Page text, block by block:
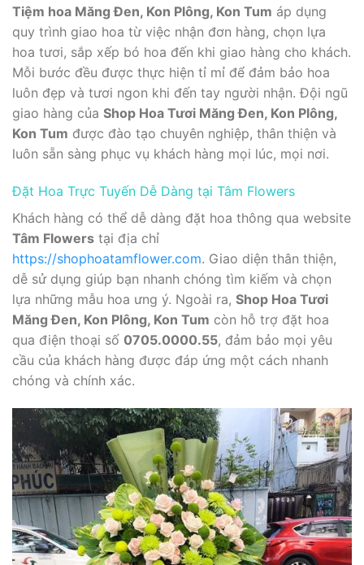
Tiệm hoa Măng Đen, Kon Plông, Kon Tum áp dụng
quy trình giao hoa từ việc nhận đơn hàng, chọn lựa
hoa tươi, sắp xếp bó hoa đến khi giao hàng cho khách.
Mỗi bước đều được thực hiện tỉ mỉ để đảm bảo hoa
luôn đẹp và tươi ngon khi đến tay người nhận. Đội ngũ
giao hàng của Shop Hoa Tươi Măng Đen, Kon Plông,
Kon Tum được đào tạo chuyên nghiệp, thân thiện và
luôn sẵn sàng phục vụ khách hàng mọi lúc, mọi nơi.
Đặt Hoa Trực Tuyến Dễ Dàng tại Tâm Flowers
Khách hàng có thể dễ dàng đặt hoa thông qua website
Tâm Flowers tại địa chỉ
https://shophoatamflower.com. Giao diện thân thiện,
dễ sử dụng giúp bạn nhanh chóng tìm kiếm và chọn
lựa những mẫu hoa ưng ý. Ngoài ra, Shop Hoa Tươi
Măng Đen, Kon Plông, Kon Tum còn hỗ trợ đặt hoa
qua điện thoại số 0705.0000.55, đảm bảo mọi yêu
cầu của khách hàng được đáp ứng một cách nhanh
chóng và chính xác.